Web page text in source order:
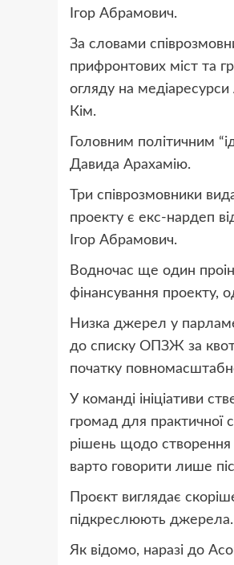
Ігор Абрамович.
За словами
прифронтових міст та
огляду на
Кім.
Головним політичним
Давида Арахамію.
Три співрозмовники
проекту є екс-нардеп
Ігор Абрамович.
Водночас ще один
фінансування проекту,
Низка джерел у
до списку ОПЗЖ за
початку
У команді ініціативи
громад для практичної
рішень щодо
варто говорити лише
Проєкт виглядає
підкреслюють джерела.
Як відомо, наразі до